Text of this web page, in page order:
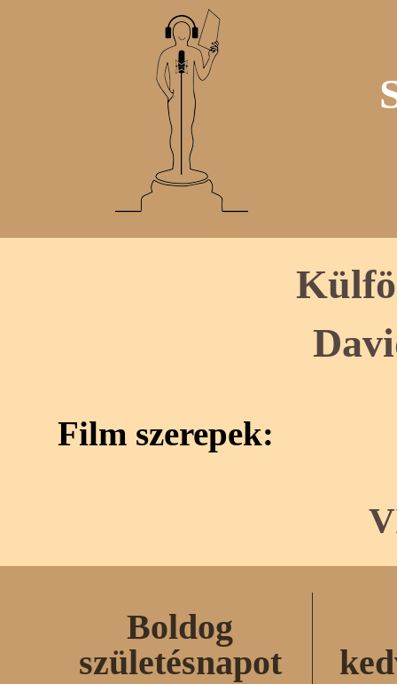
Film szerepek:
Boldog
születésnapot